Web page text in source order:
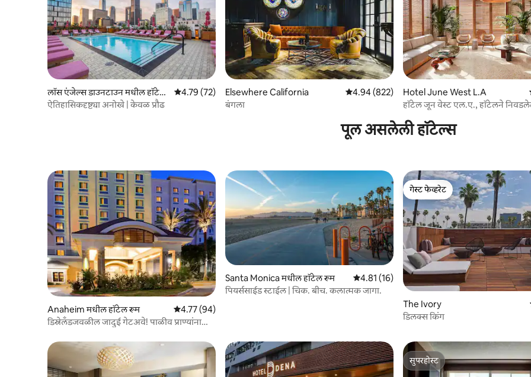
लॉस एंजेल्स डाउनटाउन मधील हॉटेल
रूम
5 पैकी 4.79 सरासरी रेटिंग, 72 रिव्ह्यूज
4.79 (72)
ऐतिहासिकदृष्ट्या अनोखे | केवळ प्रौढ
Elsewhere California 5 पैकी 4.94 सरासरी रेटिंग, 822 रिव्ह्यूज
4.94 (822)
बंगला
Hotel June West L.A
हॉटेल जून वेस्ट एल.ए., हॉटेलने
पूल असलेली हॉटेल्स
Anaheim मधील हॉटेल रूम 5 पैकी 4.77 सरासरी रेटिंग, 94 रिव्ह्यूज
4.77 (94)
डिस्नेलँडजवळील जादुई गेटअवे! पाळीव प्राण्यांना
Santa Monica मधील हॉटेल रूम 5 पैकी 4.81 सरासरी रेटिंग, 16 रिव्ह्यूज
4.81 (16)
पियर्ससाईड स्टाईल | चिक. बीच. कलात्मक जागा.
गेस्ट फेव्हरेट
गेस्ट फेव्हरेट
The Ivory
डिलक्स किंग
सुपरहोस्ट
सुपरहोस्ट